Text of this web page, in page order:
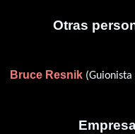
Otras
Bruce Resnik (Guionista